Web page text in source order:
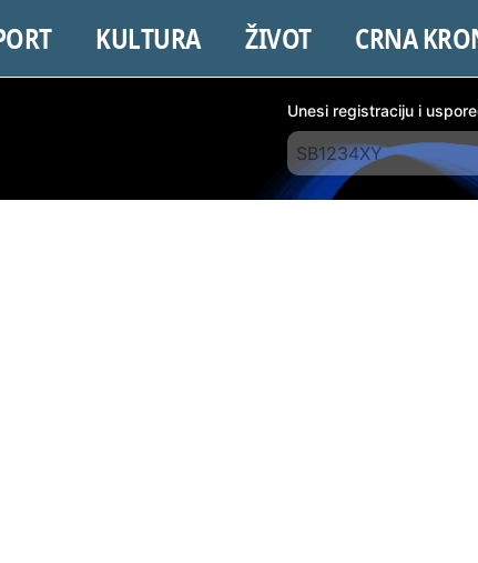
KULTURA ŽIVOT CRNA
Unesi registraciju i